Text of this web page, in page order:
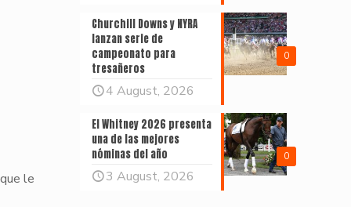
le
0
Churchill Downs y NYRA
lanzan serie de
campeonato para
tresañeros
4 August, 2026
0
El Whitney 2026 presenta
una de las mejores
nóminas del año
3 August, 2026